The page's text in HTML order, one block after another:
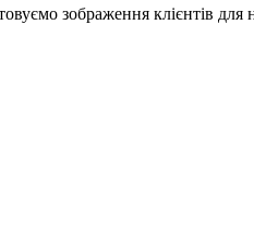
зображення клієнтів для